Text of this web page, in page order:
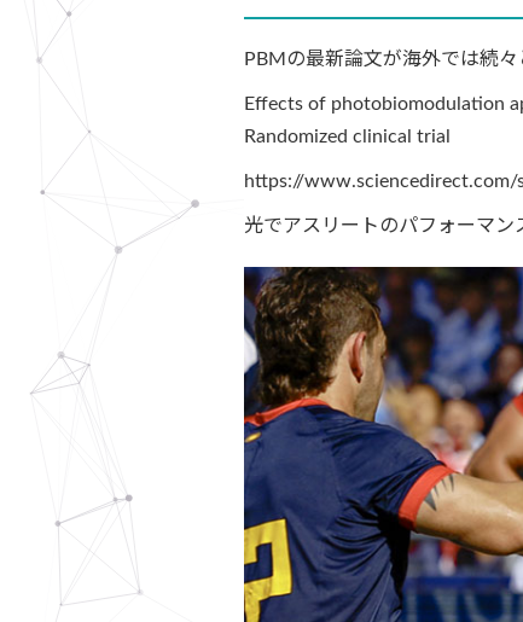
PBMの最新論文が海外では続々
Effects of photobiomodulation
Randomized clinical trial
https://
光でアスリートのパフォーマン